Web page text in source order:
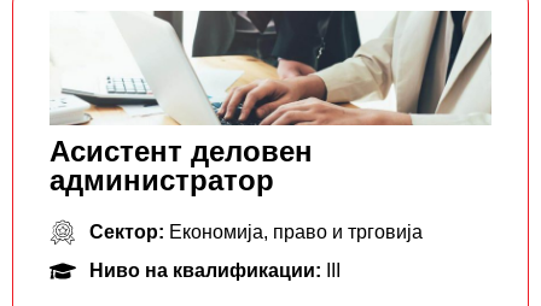
Асистент деловен
администратор
Сектор: Економија, право и трговија
Ниво на квалификации: